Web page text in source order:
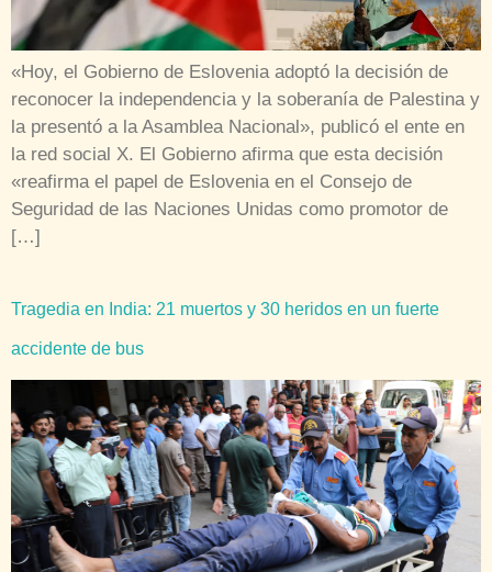
«Hoy, el Gobierno de Eslovenia adoptó la decisión de
reconocer la independencia y la soberanía de Palestina y
la presentó a la Asamblea Nacional», publicó el ente en
la red social X. El Gobierno afirma que esta decisión
«reafirma el papel de Eslovenia en el Consejo de
Seguridad de las Naciones Unidas como promotor de
[…]
Tragedia en India: 21 muertos y 30 heridos en un fuerte
accidente de bus